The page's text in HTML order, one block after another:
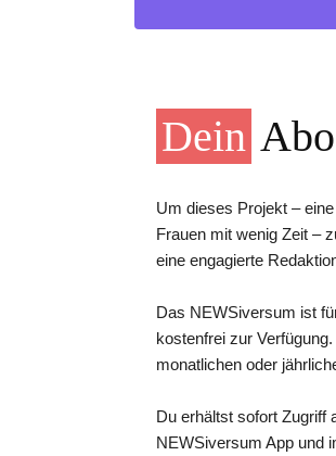
Dein
Um dieses Projekt –
Frauen mit wenig Zeit –
eine engagierte
Das NEWSiversum ist
kostenfrei zur
monatlichen oder
Du erhältst sofort Zugriff
NEWSiversum App und